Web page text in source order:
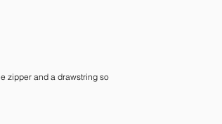
zipper and a drawstring so